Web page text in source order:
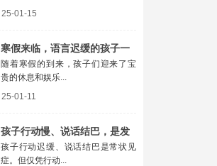
25-01-15
寒假来临，语言迟缓的孩子一
定要趁机逆袭
随着寒假的到来，孩子们迎来了宝
贵的休息和娱乐...
25-01-11
孩子行动慢、说话结巴，是发
育迟缓吗？
孩子行动迟缓、说话结巴是常状见
症。但仅凭行动...